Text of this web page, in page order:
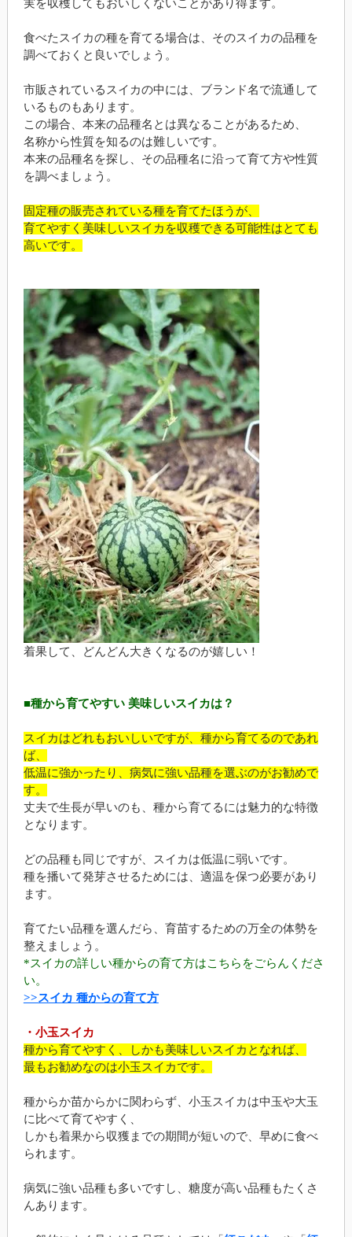
実を収穫してもおいしくないことがあり得ます。
食べたスイカの種を育てる場合は、そのスイカの品種を
調べておくと良いでしょう。
市販されているスイカの中には、ブランド名で流通して
いるものもあります。
この場合、本来の品種名とは異なることがあるため、
名称から性質を知るのは難しいです。
本来の品種名を探し、その品種名に沿って育て方や性質
を調べましょう。
固定種の販売されている種を育てたほうが、
育てやすく美味しいスイカを収穫できる可能性はとても
高いです。
着果して、どんどん大きくなるのが嬉しい！
■種から育てやすい 美味しいスイカは？
スイカはどれもおいしいですが、種から育てるのであれ
ば、
低温に強かったり、病気に強い品種を選ぶのがお勧めで
す。
丈夫で生長が早いのも、種から育てるには魅力的な特徴
となります。
どの品種も同じですが、スイカは低温に弱いです。
種を播いて発芽させるためには、適温を保つ必要があり
ます。
育てたい品種を選んだら、育苗するための万全の体勢を
整えましょう。
*スイカの詳しい種からの育て方はこちらをごらんくださ
い。
>>スイカ 種からの育て方
・小玉スイカ
種から育てやすく、しかも美味しいスイカとなれば、
最もお勧めなのは小玉スイカです。
種からか苗からかに関わらず、小玉スイカは中玉や大玉
に比べて育てやすく、
しかも着果から収獲までの期間が短いので、早めに食べ
られます。
病気に強い品種も多いですし、糖度が高い品種もたくさ
んあります。